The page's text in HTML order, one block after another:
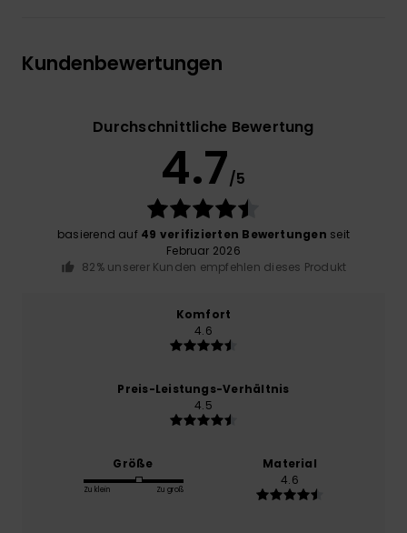
Kundenbewertungen
Durchschnittliche Bewertung
4.7/5
basierend auf 49 verifizierten Bewertungen seit
Februar 2026
82% unserer Kunden empfehlen dieses Produkt
Komfort
4.6
Preis-Leistungs-Verhältnis
4.5
Größe
Zu klein Zu groß
Material
4.6